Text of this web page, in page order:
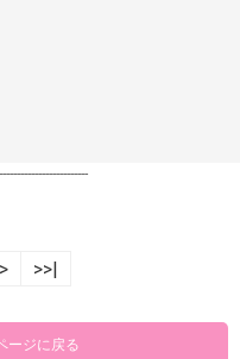
> >>|
ージに戻る